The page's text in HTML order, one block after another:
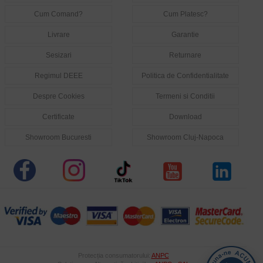
Cum Comand? Cum Platesc?
Livrare Garantie
Sesizari Returnare
Regimul DEEE Politica de Confidentialitate
Despre Cookies Termeni si Conditii
Certificate Download
Showroom Bucuresti Showroom Cluj-Napoca
Protecția consumatorului: ANPC